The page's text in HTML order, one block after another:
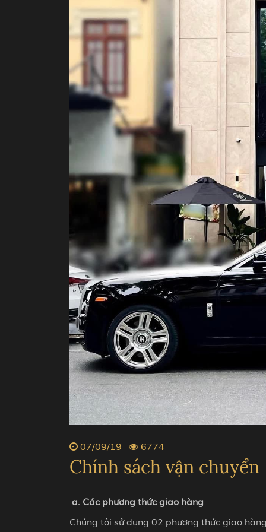
ZENITH
BVLGARI
07/09/19 6774
Chính sách vận chuyển
a. Các phương thức giao hàng
Chúng tôi sử dụng 02 phương thức giao